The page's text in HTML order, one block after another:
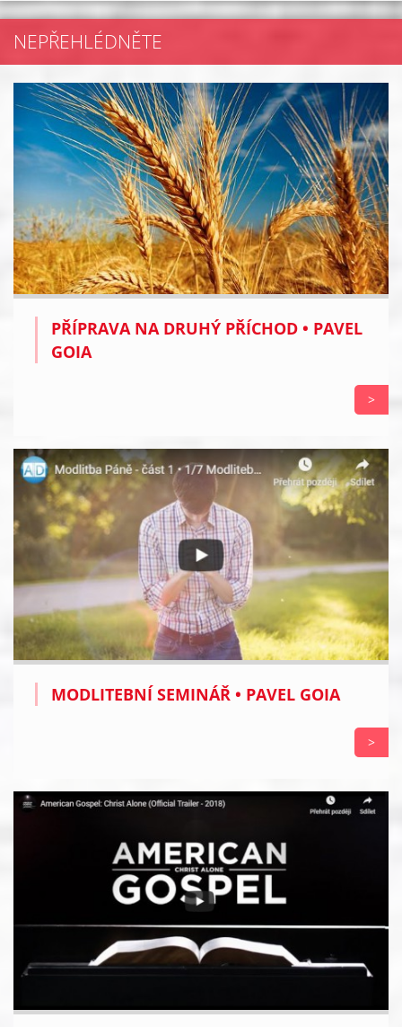
NEPŘEHLÉDNĚTE
PŘÍPRAVA NA DRUHÝ PŘÍCHOD • PAVEL
GOIA
>
MODLITEBNÍ SEMINÁŘ • PAVEL GOIA
>